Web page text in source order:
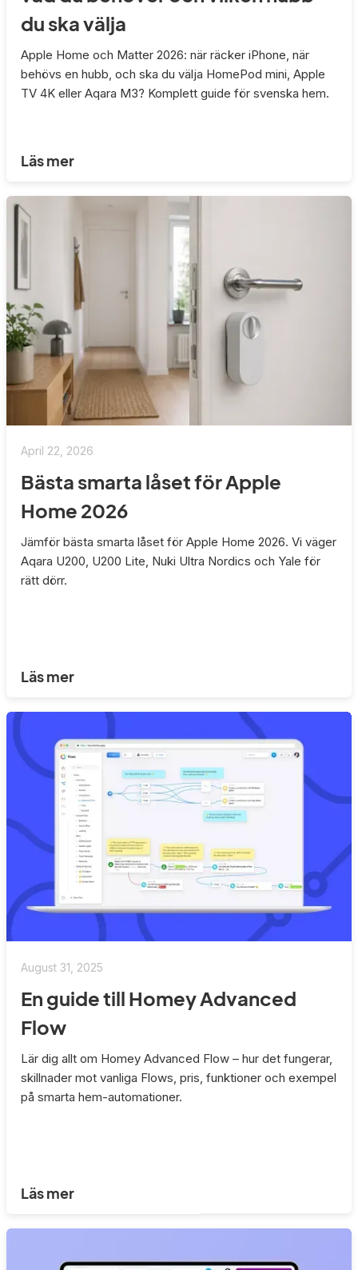
du ska välja
Apple Home och Matter 2026: när räcker iPhone, när
behövs en hubb, och ska du välja HomePod mini, Apple
TV 4K eller Aqara M3? Komplett guide för svenska hem.
Läs mer
April 22, 2026
Bästa smarta låset för Apple
Home 2026
Jämför bästa smarta låset för Apple Home 2026. Vi väger
Aqara U200, U200 Lite, Nuki Ultra Nordics och Yale för
rätt dörr.
Läs mer
August 31, 2025
En guide till Homey Advanced
Flow
Lär dig allt om Homey Advanced Flow – hur det fungerar,
skillnader mot vanliga Flows, pris, funktioner och exempel
på smarta hem-automationer.
Läs mer